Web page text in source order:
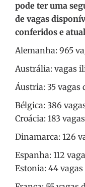
pode ter uma
de vagas
conferidos e
Alemanha: 965
Austrália: vagas
Áustria: 35 vagas
Bélgica: 386
Croácia: 183
Dinamarca: 126
Espanha: 112
Estonia: 44